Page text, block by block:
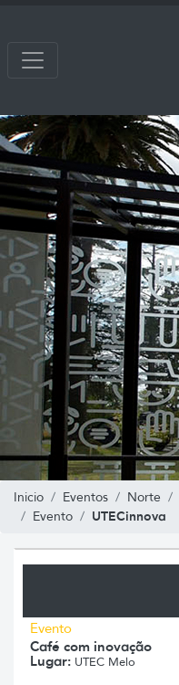
Inicio Eventos Norte
Evento
UTECinnova
Evento
Café com inovação
Lugar: UTEC Melo